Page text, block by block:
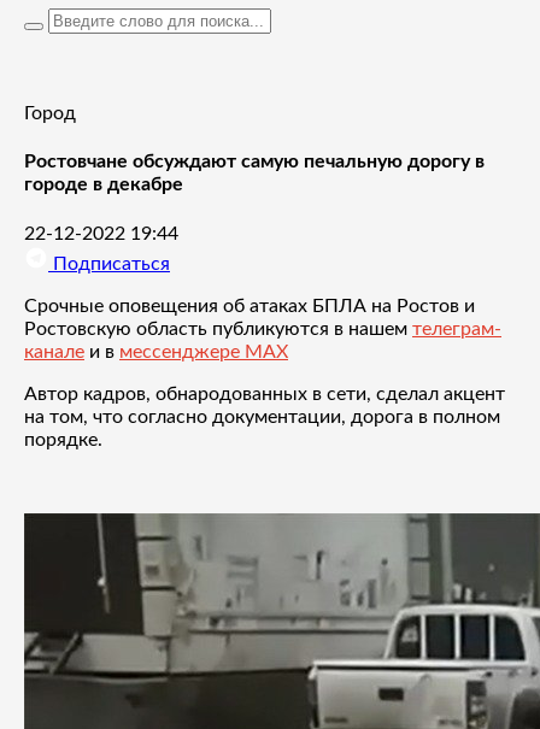
Город
Ростовчане обсуждают самую печальную дорогу в
городе в декабре
22-12-2022 19:44
Подписаться
Срочные оповещения об атаках БПЛА на Ростов и
Ростовскую область публикуются в нашем телеграм-
канале и в мессенджере MAX
Автор кадров, обнародованных в сети, сделал акцент
на том, что согласно документации, дорога в полном
порядке.